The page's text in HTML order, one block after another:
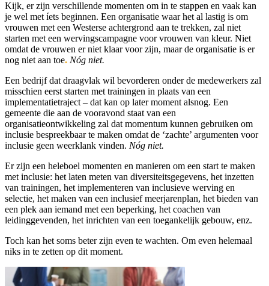
Kijk, er zijn verschillende momenten om in te stappen en vaak kan
je wel met íets beginnen. Een organisatie waar het al lastig is om
vrouwen met een Westerse achtergrond aan te trekken, zal niet
starten met een wervingscampagne voor vrouwen van kleur. Niet
omdat de vrouwen er niet klaar voor zijn, maar de organisatie is er
nog niet aan toe. Nóg niet.
Een bedrijf dat draagvlak wil bevorderen onder de medewerkers zal
misschien eerst starten met trainingen in plaats van een
implementatietraject – dat kan op later moment alsnog. Een
gemeente die aan de vooravond staat van een
organisatieontwikkeling zal dat momentum kunnen gebruiken om
inclusie bespreekbaar te maken omdat de ‘zachte’ argumenten voor
inclusie geen weerklank vinden. Nóg niet.
Er zijn een heleboel momenten en manieren om een start te maken
met inclusie: het laten meten van diversiteitsgegevens, het inzetten
van trainingen, het implementeren van inclusieve werving en
selectie, het maken van een inclusief meerjarenplan, het bieden van
een plek aan iemand met een beperking, het coachen van
leidinggevenden, het inrichten van een toegankelijk gebouw, enz.
Toch kan het soms beter zijn even te wachten. Om even helemaal
niks in te zetten op dit moment.